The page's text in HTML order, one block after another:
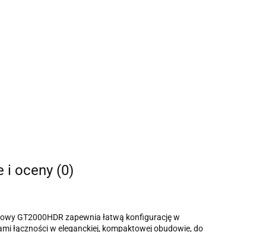
i oceny (0)
GT2000HDR zapewnia łatwą konfigurację w
łączności w eleganckiej, kompaktowej obudowie, do